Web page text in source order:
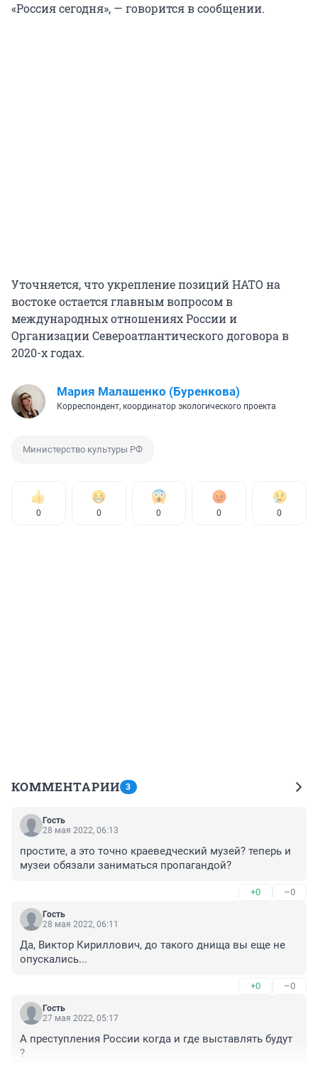
«Россия сегодня», — говорится в сообщении.
Уточняется, что укрепление позиций НАТО на
востоке остается главным вопросом в
международных отношениях России и
Организации Североатлантического договора в
2020-х годах.
Мария Малашенко (Буренкова)
Корреспондент, координатор экологического проекта
Министерство культуры РФ
0 0 0 0 0
КОММЕНТАРИИ 3
Гость
28 мая 2022, 06:13
простите, а это точно краеведческий музей? теперь и
музеи обязали заниматься пропагандой?
+0 –0
Гость
28 мая 2022, 06:11
Да, Виктор Кириллович, до такого днища вы еще не
опускались...
+0 –0
Гость
27 мая 2022, 05:17
А преступления России когда и где выставлять будут
?